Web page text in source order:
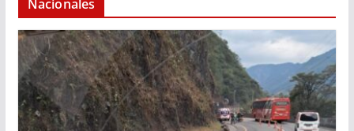
Nacionales